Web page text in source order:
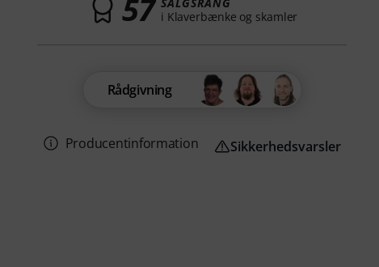
57 i Klaverbænke og skamler
Rådgivning
Producentinformation Sikkerhedsvarsler